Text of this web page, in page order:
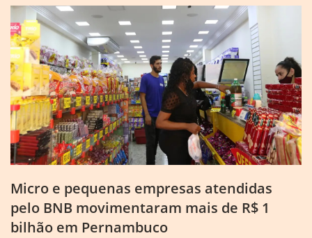
Micro e pequenas empresas atendidas
pelo BNB movimentaram mais de R$ 1
bilhão em Pernambuco